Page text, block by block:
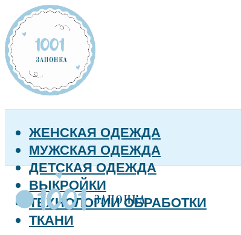
ЖЕНСКАЯ ОДЕЖДА
МУЖСКАЯ ОДЕЖДА
ДЕТСКАЯ ОДЕЖДА
ВЫКРОЙКИ
ТЕХНОЛОГИИ ОБРАБОТКИ
ТКАНИ